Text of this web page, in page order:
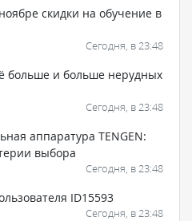
скидки на обучение в
Сегодня, в 23:48
больше и больше нерудных
Сегодня, в 23:48
аппаратура TENGEN:
выбора
Сегодня, в 23:48
ID15593
Сегодня, в 23:48